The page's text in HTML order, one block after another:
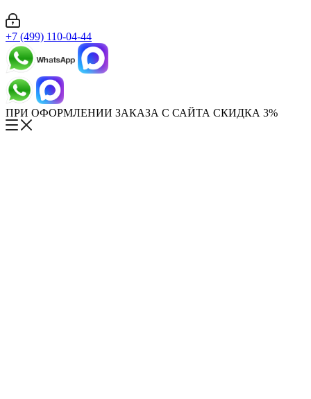
+7 (499) 110-04-44
ПРИ ОФОРМЛЕНИИ ЗАКАЗА С САЙТА СКИДКА 3%